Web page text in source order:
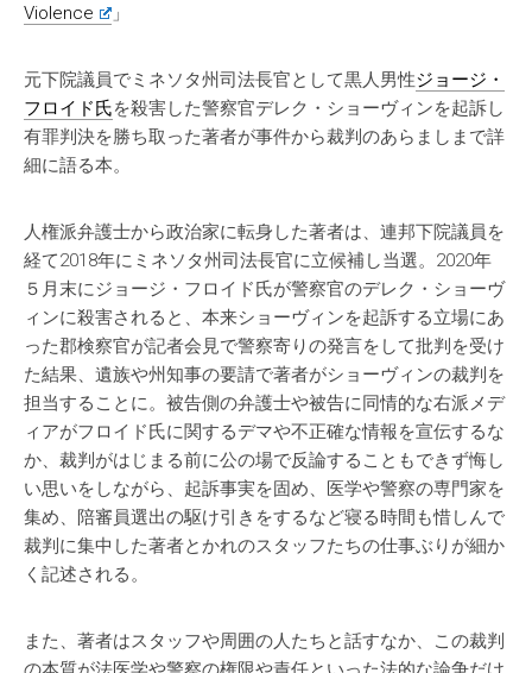
Violence
」
元下院議員でミネソタ州司法長官として黒人男性ジョージ・
フロイド氏を殺害した警察官デレク・ショーヴィンを起訴し
有罪判決を勝ち取った著者が事件から裁判のあらましまで詳
細に語る本。
人権派弁護士から政治家に転身した著者は、連邦下院議員を
経て2018年にミネソタ州司法長官に立候補し当選。2020年
５月末にジョージ・フロイド氏が警察官のデレク・ショーヴ
ィンに殺害されると、本来ショーヴィンを起訴する立場にあ
った郡検察官が記者会見で警察寄りの発言をして批判を受け
た結果、遺族や州知事の要請で著者がショーヴィンの裁判を
担当することに。被告側の弁護士や被告に同情的な右派メデ
ィアがフロイド氏に関するデマや不正確な情報を宣伝するな
か、裁判がはじまる前に公の場で反論することもできず悔し
い思いをしながら、起訴事実を固め、医学や警察の専門家を
集め、陪審員選出の駆け引きをするなど寝る時間も惜しんで
裁判に集中した著者とかれのスタッフたちの仕事ぶりが細か
く記述される。
また、著者はスタッフや周囲の人たちと話すなか、この裁判